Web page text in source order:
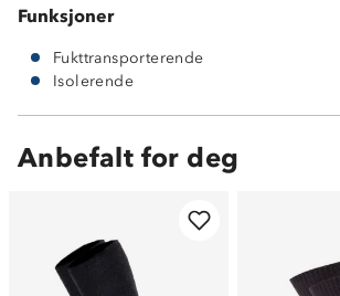
Funksjoner
Fukttransporterende
Isolerende
Anbefalt for deg